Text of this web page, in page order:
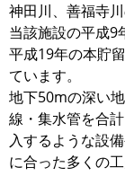
神田川、善福寺
当該施設の平成9
平成19年の本貯
ています。
地下50mの深い
線・集水管を合
入するような設
に合った多くの